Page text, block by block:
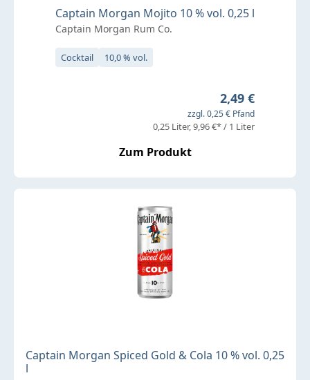
Captain Morgan Mojito 10 % vol. 0,25 l
Captain Morgan Rum Co.
Cocktail 10,0 % vol.
Regulärer
2,49 €
zzgl. 0,25 € Pfand
0,25 Liter 9,96 €* / 1 Liter
Zum Produkt
Captain Morgan Spiced Gold & Cola 10 % vol. 0,25
l